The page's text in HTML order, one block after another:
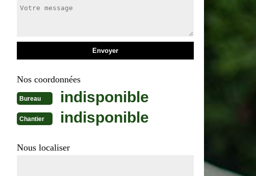
Nos coordonnées
Bureau indisponible
Chantier indisponible
Nous localiser